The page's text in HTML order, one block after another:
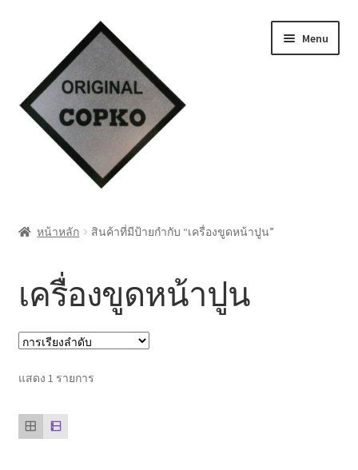
navigation
content
Menu
My account
ชำระเงิน
ตะกร้าสินค้า
ติดต่อเรา
หน้าหลัก สินค้าที่มีป้ายกำกับ “เครื่องขูดหน้าปูน”
เครื่องขูดหน้าปูน
แสดง 1 รายการ